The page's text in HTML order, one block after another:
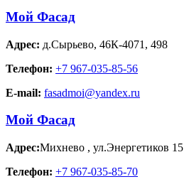
Мой Фасад
Адрес: д.Сырьево, 46К-4071, 498
Телефон: +7 967-035-85-56
E-mail: fasadmoi@yandex.ru
Мой Фасад
Адрес:Михнево , ул.Энергетиков 15
Телефон: +7 967-035-85-70